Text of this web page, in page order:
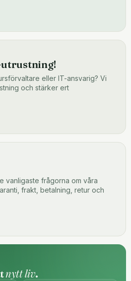
eller IT-ansvarig? Vi
och stärker ert
vanligaste frågorna om våra
frakt, betalning, retur och
nytt liv.